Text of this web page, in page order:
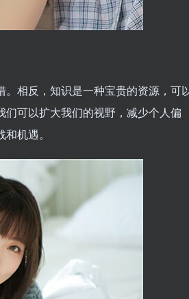
相反，知识是一种宝贵的资源，可
可以扩大我们的视野，减少个人偏
机遇。